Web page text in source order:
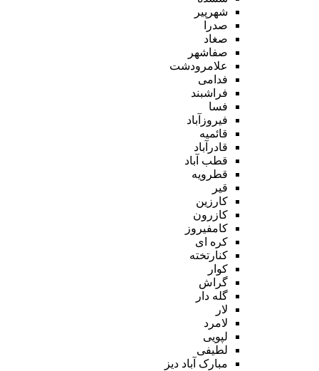
شهرپیر
صدرا
صغاد
صفاشهر
علامرودشت
فدامی
فراشبند
فسا
فیروزآباد
قائمیه
قادرآباد
قطب آباد
قطرویه
قیر
کارزین
کازرون
کامفیروز
کره ای
کنارتخته
کوار
گراش
گله دار
لار
لامرد
لپویی
لطیفی
مبارک آباد دیز